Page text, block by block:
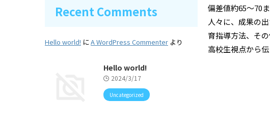
Recent Comments
Hello world! にA WordPress Commenter より
Hello world!
2024/3/17
Uncategorized
偏差値約65～70
人々に、成果の
育指導方法、そ
高校生視点から